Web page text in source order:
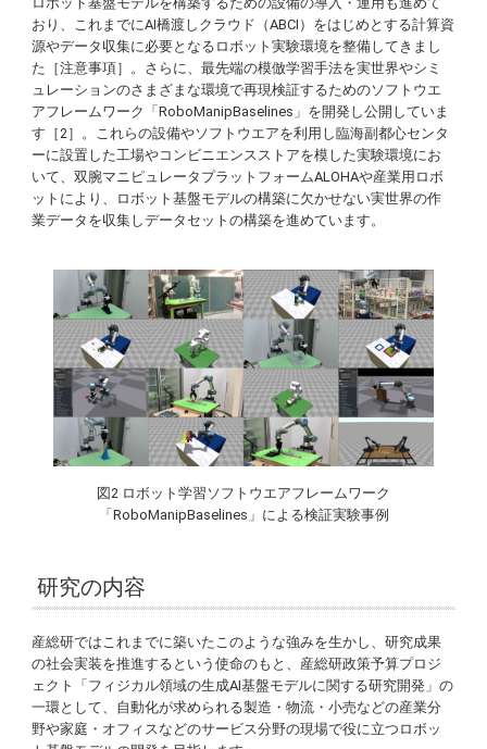
おり、これまでにAI橋渡しクラウド（ABCI）をはじめとする計算資
源やデータ収集に必要となるロボット実験環境を整備してきまし
た［注意事項］。さらに、最先端の模倣学習手法を実世界やシミ
ュレーションのさまざまな環境で再現検証するためのソフトウエ
アフレームワーク「RoboManipBaselines」を開発し公開していま
す［2］。これらの設備やソフトウエアを利用し臨海副都心センタ
ーに設置した工場やコンビニエンスストアを模した実験環境にお
いて、双腕マニピュレータプラットフォームALOHAや産業用ロボ
ットにより、ロボット基盤モデルの構築に欠かせない実世界の作
業データを収集しデータセットの構築を進めています。
図2 ロボット学習ソフトウエアフレームワーク
「RoboManipBaselines」による検証実験事例
研究の内容
産総研ではこれまでに築いたこのような強みを生かし、研究成果
の社会実装を推進するという使命のもと、産総研政策予算プロジ
ェクト「フィジカル領域の生成AI基盤モデルに関する研究開発」の
一環として、自動化が求められる製造・物流・小売などの産業分
野や家庭・オフィスなどのサービス分野の現場で役に立つロボッ